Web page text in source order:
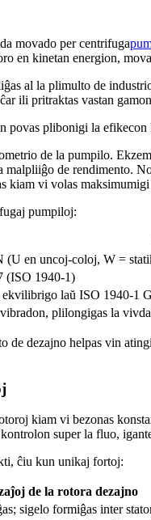
movado per centrifuga
en kinetan energion,
al la plimulto de
ili pritraktas vastan
povas plibonigi la
de la pumpilo.
malpliiĝo de rendimento.
kiam vi volas
pumpiloj:
(U en uncoj-coloj, W =
(ISO 1940-1)
laŭ ISO 1940-1
plilongigas la
dezajno helpas vin
kiam vi bezonas
super la fluo,
ĉiu kun unikaj fortoj:
de la rotora dezajno
sigelo formiĝas inter